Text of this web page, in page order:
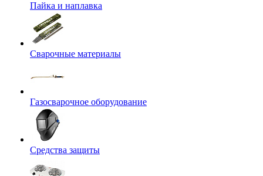
Пайка и наплавка
Сварочные материалы
Газосварочное оборудование
Средства защиты